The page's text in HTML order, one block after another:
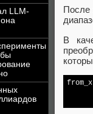
LLM-
После
В